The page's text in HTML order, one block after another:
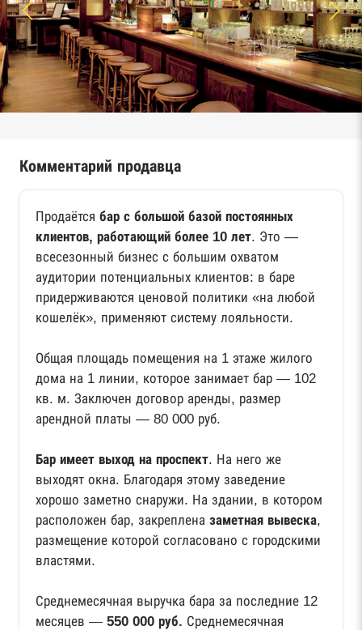
Комментарий продавца
Продаётся бар с большой базой постоянных
клиентов, работающий более 10 лет. Это —
всесезонный бизнес с большим охватом
аудитории потенциальных клиентов: в баре
придерживаются ценовой политики «на любой
кошелёк», применяют систему лояльности.
Общая площадь помещения на 1 этаже жилого
дома на 1 линии, которое занимает бар — 102
кв. м. Заключен договор аренды, размер
арендной платы — 80 000 руб.
Бар имеет выход на проспект. На него же
выходят окна. Благодаря этому заведение
хорошо заметно снаружи. На здании, в котором
расположен бар, закреплена заметная вывеска,
размещение которой согласовано с городскими
властями.
Среднемесячная выручка бара за последние 12
месяцев — 550 000 руб. Среднемесячная